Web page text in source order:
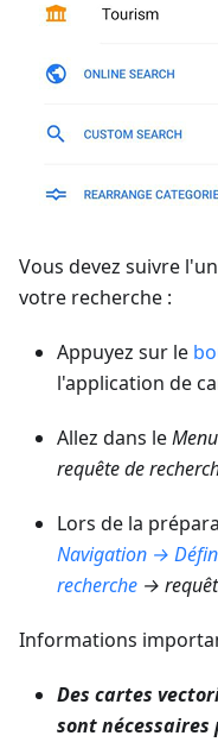
Vous devez suivre
votre recherche :
Appuyez sur le
l'application de
Allez dans le
requête de
Lors de la
Navigation →
recherche →
Informations
Des cartes
sont